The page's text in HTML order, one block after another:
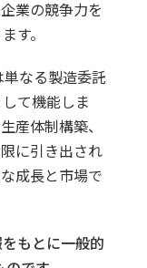
業の競争力を
す。
なる製造委託
て機能しま
産体制構築、
に引き出され
成長と市場で
もとに一般的